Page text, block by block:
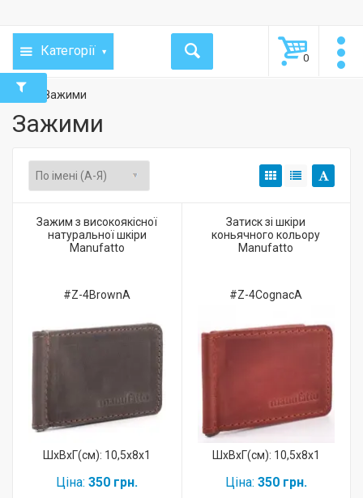
Категорії 0
Зажими
Зажими
Зажим з високоякісної
натуральної шкіри
Manufatto
#Z-4BrownA
ШхВхГ(см): 10,5x8x1
Ціна: 350 грн.
Затиск зі шкіри
коньячного кольору
Manufatto
#Z-4CognacA
ШхВхГ(см): 10,5x8x1
Ціна: 350 грн.